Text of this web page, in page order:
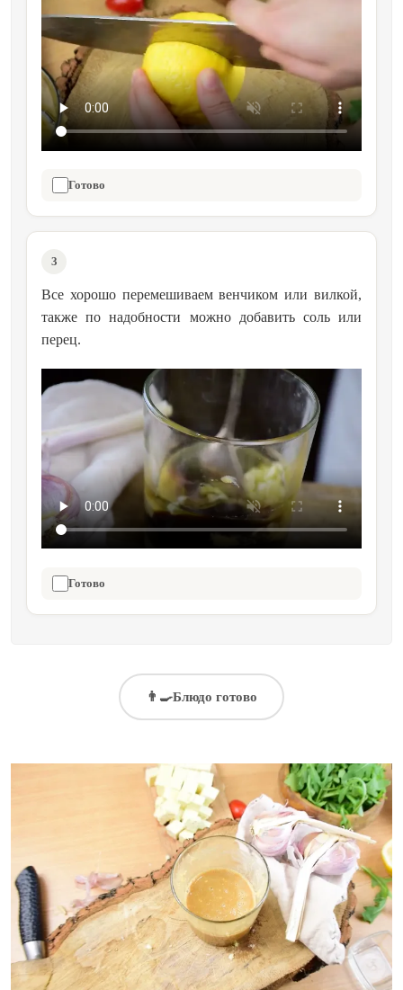
Готово
3
Все хорошо перемешиваем венчиком или вилкой,
также по надобности можно добавить соль или
перец.
Готово
👨‍🍳Блюдо готово